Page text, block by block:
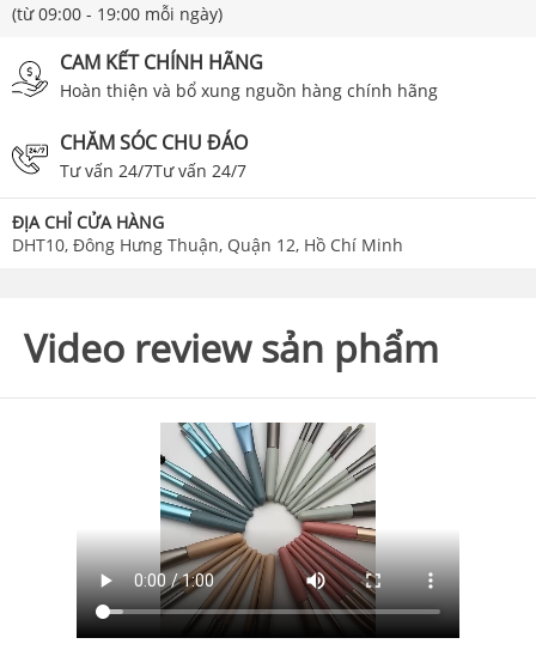
(từ 09:00 - 19:00 mỗi ngày)
CAM KẾT CHÍNH HÃNG
Hoàn thiện và bổ xung nguồn hàng chính hãng
CHĂM SÓC CHU ĐÁO
Tư vấn 24/7Tư vấn 24/7
ĐỊA CHỈ CỬA HÀNG
DHT10, Đông Hưng Thuận, Quận 12, Hồ Chí Minh
Video review sản phẩm